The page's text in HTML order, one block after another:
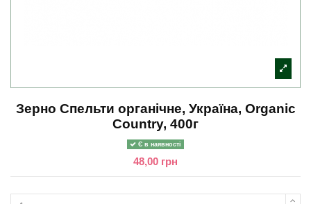
Зерно Спельти органічне, Україна, Organic
Country, 400г
Є в наявності
48,00 грн